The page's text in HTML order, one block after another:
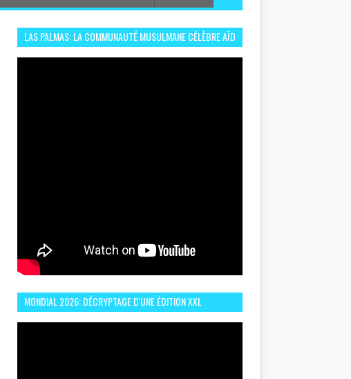
LAS PALMAS: LA COMMUNAUTÉ MUSULMANE CÉLÈBRE AÏD
MONDIAL 2026: DÉCRYPTAGE D'UNE ÉDITION XXL